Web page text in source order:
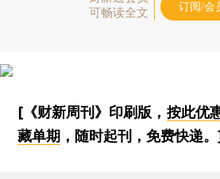
可畅读全文
订阅/会
[《财新周刊》印刷版， 按此优
藏单期 ，随时起刊，免费快递